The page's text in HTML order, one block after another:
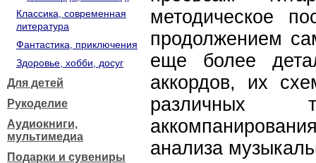
Классика, современная
литература
Фантастика, приключения
Здоровье, хобби, досуг
Для детей
Рукоделие
Аудиокниги,
мультимедиа
Подарки и сувениры
методическое
продолжением
еще более
аккордов, их
различных
анализа